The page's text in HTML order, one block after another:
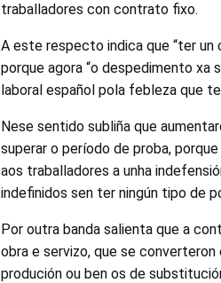
traballadores con contrato fixo.
A este respecto indica que “ter
porque agora “o despedimento
laboral español pola febleza que
Nese sentido subliña que
superar o período de proba,
aos traballadores a unha
indefinidos sen ter ningún tipo de
Por outra banda salienta que a
obra e servizo, que se
produción ou ben os de